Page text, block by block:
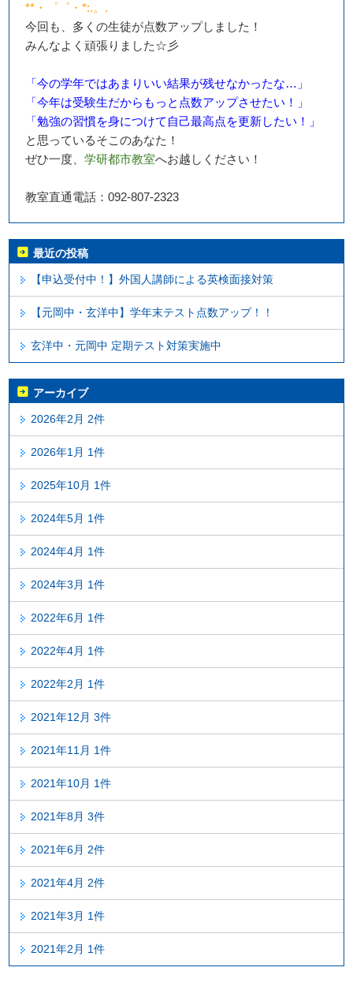
**・゜゜・*:.。.
今回も、多くの生徒が点数アップしました！
みんなよく頑張りました☆彡
「今の学年ではあまりいい結果が残せなかったな…」
「今年は受験生だからもっと点数アップさせたい！」
「勉強の習慣を身につけて自己最高点を更新したい！」
と思っているそこのあなた！
ぜひ一度、学研都市教室へお越しください！
教室直通電話：092-807-2323
最近の投稿
【申込受付中！】外国人講師による英検面接対策
【元岡中・玄洋中】学年末テスト点数アップ！！
玄洋中・元岡中 定期テスト対策実施中
アーカイブ
2026年2月 2件
2026年1月 1件
2025年10月 1件
2024年5月 1件
2024年4月 1件
2024年3月 1件
2022年6月 1件
2022年4月 1件
2022年2月 1件
2021年12月 3件
2021年11月 1件
2021年10月 1件
2021年8月 3件
2021年6月 2件
2021年4月 2件
2021年3月 1件
2021年2月 1件